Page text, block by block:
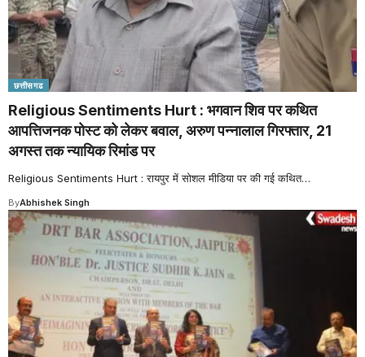
छत्तीसगढ
Religious Sentiments Hurt : भगवान शिव पर कथित
आपत्तिजनक पोस्ट को लेकर बवाल, अरुण पन्नालाल गिरफ्तार, 21
अगस्त तक न्यायिक रिमांड पर
Religious Sentiments Hurt : रायपुर में सोशल मीडिया पर की गई कथित…
ByAbhishek Singh